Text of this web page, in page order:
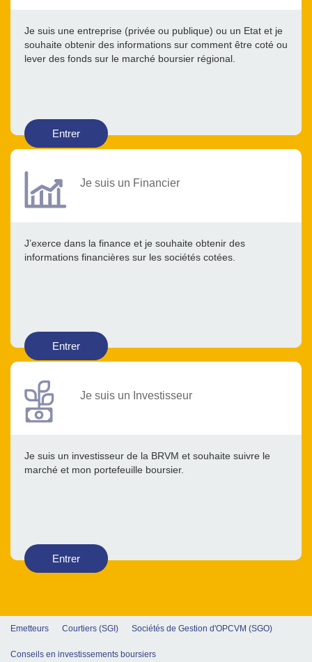
Je suis une entreprise (privée ou publique) ou un Etat et je
souhaite obtenir des informations sur comment être coté ou
lever des fonds sur le marché boursier régional.
Entrer
Je suis un Financier
J’exerce dans la finance et je souhaite obtenir des
informations financières sur les sociétés cotées.
Entrer
Je suis un Investisseur
Je suis un investisseur de la BRVM et souhaite suivre le
marché et mon portefeuille boursier.
Entrer
Emetteurs Courtiers (SGI) Sociétés de Gestion d'OPCVM (SGO)
Conseils en investissements boursiers